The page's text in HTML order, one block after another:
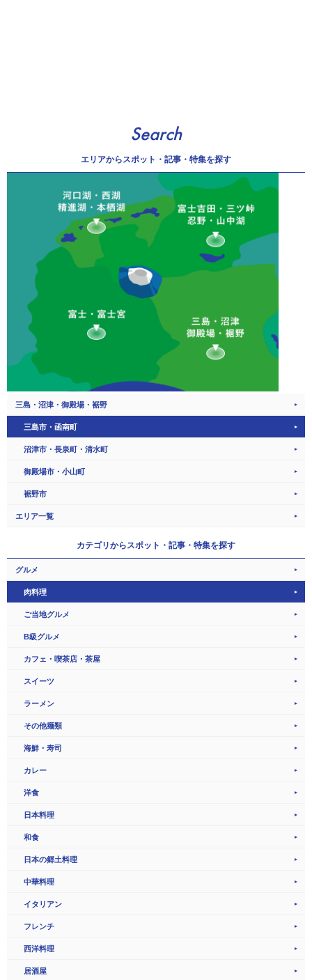
Search
エリアからスポット・記事・特集を探す
三島・沼津・御殿場・裾野
三島市・函南町
沼津市・長泉町・清水町
御殿場市・小山町
裾野市
エリア一覧
カテゴリからスポット・記事・特集を探す
グルメ
肉料理
ご当地グルメ
B級グルメ
カフェ・喫茶店・茶屋
スイーツ
ラーメン
その他麺類
海鮮・寿司
カレー
洋食
日本料理
和食
日本の郷土料理
中華料理
イタリアン
フレンチ
西洋料理
居酒屋